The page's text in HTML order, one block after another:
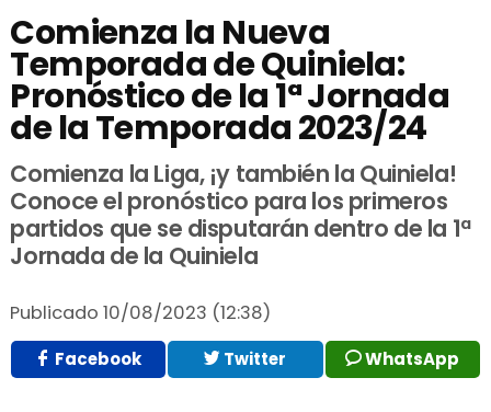
Comienza la Nueva
Temporada de Quiniela:
Pronóstico de la 1ª Jornada
de la Temporada 2023/24
Comienza la Liga, ¡y también la Quiniela!
Conoce el pronóstico para los primeros
partidos que se disputarán dentro de la 1ª
Jornada de la Quiniela
Publicado 10/08/2023 (12:38)
Facebook Twitter WhatsApp